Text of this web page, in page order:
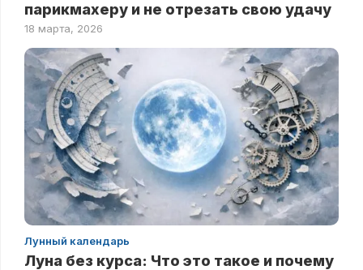
парикмахеру и не отрезать свою удачу
18 марта, 2026
Лунный календарь
Луна без курса: Что это такое и почему